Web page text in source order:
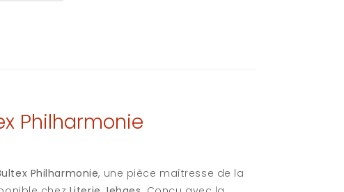
Philharmonie
Philharmonie, une pièce maîtresse de la